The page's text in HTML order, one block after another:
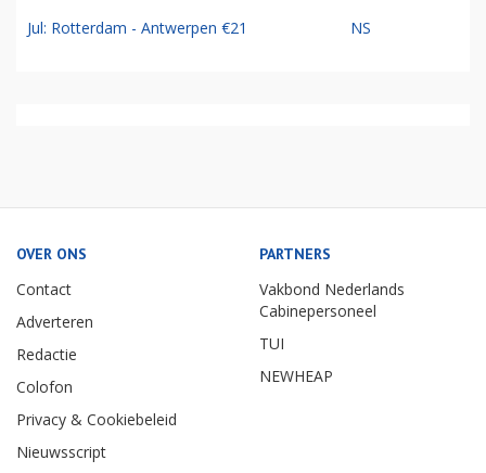
Jul: Rotterdam - Antwerpen €21 NS
OVER ONS
Contact
Adverteren
Redactie
Colofon
Privacy & Cookiebeleid
Nieuwsscript
PARTNERS
Vakbond Nederlands
Cabinepersoneel
TUI
NEWHEAP